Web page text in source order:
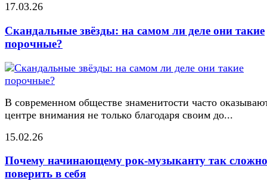
17.03.26
Скандальные звёзды: на самом ли деле они такие
порочные?
В современном обществе знаменитости часто
центре внимания не только благодаря своим до...
15.02.26
Почему начинающему рок-музыканту так сложно
поверить в себя